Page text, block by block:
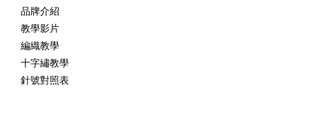
品牌介紹
教學影片
編織教學
十字繡教學
針號對照表